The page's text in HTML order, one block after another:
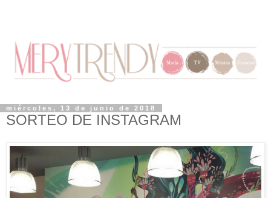
miércoles, 13 de junio de 2018
SORTEO DE INSTAGRAM